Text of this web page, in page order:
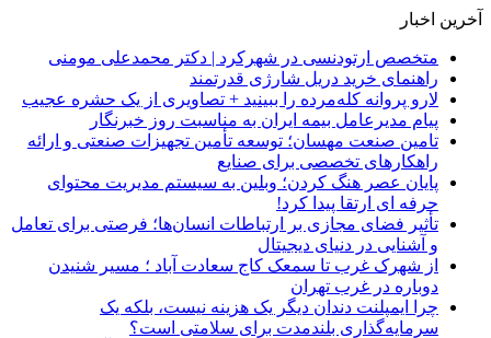
آخرین اخبار
متخصص ارتودنسی در شهرکرد | دکتر محمدعلی مومنی
راهنمای خرید دریل شارژی قدرتمند
لارو پروانه کله‌مرده را ببینید + تصاویری از یک حشره عجیب
پیام مدیرعامل بیمه ایران به مناسبت روز خبرنگار
تامین صنعت مهسان؛ توسعه تأمین تجهیزات صنعتی و ارائه
راهکارهای تخصصی برای صنایع
پایان عصر هنگ کردن؛ وبلین به سیستم مدیریت محتوای
حرفه ای ارتقا پیدا کرد!
تأثیر فضای مجازی بر ارتباطات انسان‌ها؛ فرصتی برای تعامل
و آشنایی در دنیای دیجیتال
از شهرک غرب تا سمعک کاج سعادت آباد ؛ مسیر شنیدن
دوباره در غرب تهران
چرا ایمپلنت دندان دیگر یک هزینه نیست، بلکه یک
سرمایه‌گذاری بلندمدت برای سلامتی است؟